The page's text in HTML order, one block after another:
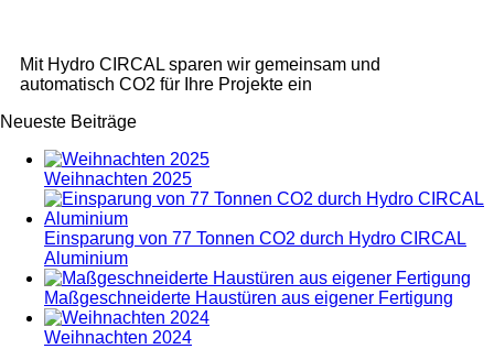
Mit Hydro CIRCAL sparen wir gemeinsam und
automatisch CO2 für Ihre Projekte ein
Neueste Beiträge
Weihnachten 2025
Einsparung von 77 Tonnen CO2 durch Hydro CIRCAL
Aluminium
Maßgeschneiderte Haustüren aus eigener Fertigung
Weihnachten 2024